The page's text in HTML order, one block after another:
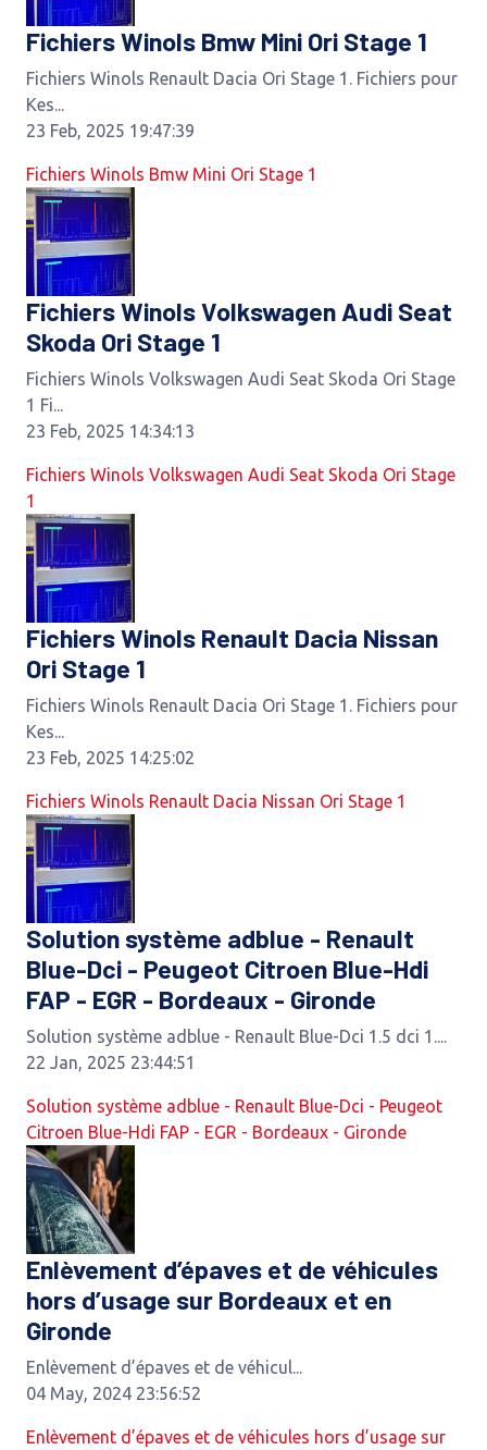
Fichiers Winols Bmw Mini Ori Stage 1
Fichiers Winols Renault Dacia Ori Stage 1. Fichiers pour
Kes...
23 Feb, 2025 19:47:39
Fichiers Winols Bmw Mini Ori Stage 1
Fichiers Winols Volkswagen Audi Seat
Skoda Ori Stage 1
Fichiers Winols Volkswagen Audi Seat Skoda Ori Stage
1 Fi...
23 Feb, 2025 14:34:13
Fichiers Winols Volkswagen Audi Seat Skoda Ori Stage
1
Fichiers Winols Renault Dacia Nissan
Ori Stage 1
Fichiers Winols Renault Dacia Ori Stage 1. Fichiers pour
Kes...
23 Feb, 2025 14:25:02
Fichiers Winols Renault Dacia Nissan Ori Stage 1
Solution système adblue - Renault
Blue-Dci - Peugeot Citroen Blue-Hdi
FAP - EGR - Bordeaux - Gironde
Solution système adblue - Renault Blue-Dci 1.5 dci 1....
22 Jan, 2025 23:44:51
Solution système adblue - Renault Blue-Dci - Peugeot
Citroen Blue-Hdi FAP - EGR - Bordeaux - Gironde
Enlèvement d’épaves et de véhicules
hors d’usage sur Bordeaux et en
Gironde
Enlèvement d’épaves et de véhicul...
04 May, 2024 23:56:52
Enlèvement d’épaves et de véhicules hors d’usage sur